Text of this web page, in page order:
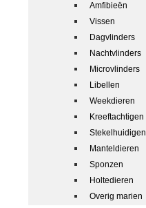
Amfibieën
Vissen
Dagvlinders
Nachtvlinders
Microvlinders
Libellen
Weekdieren
Kreeftachtigen
Stekelhuidigen
Manteldieren
Sponzen
Holtedieren
Overig marien